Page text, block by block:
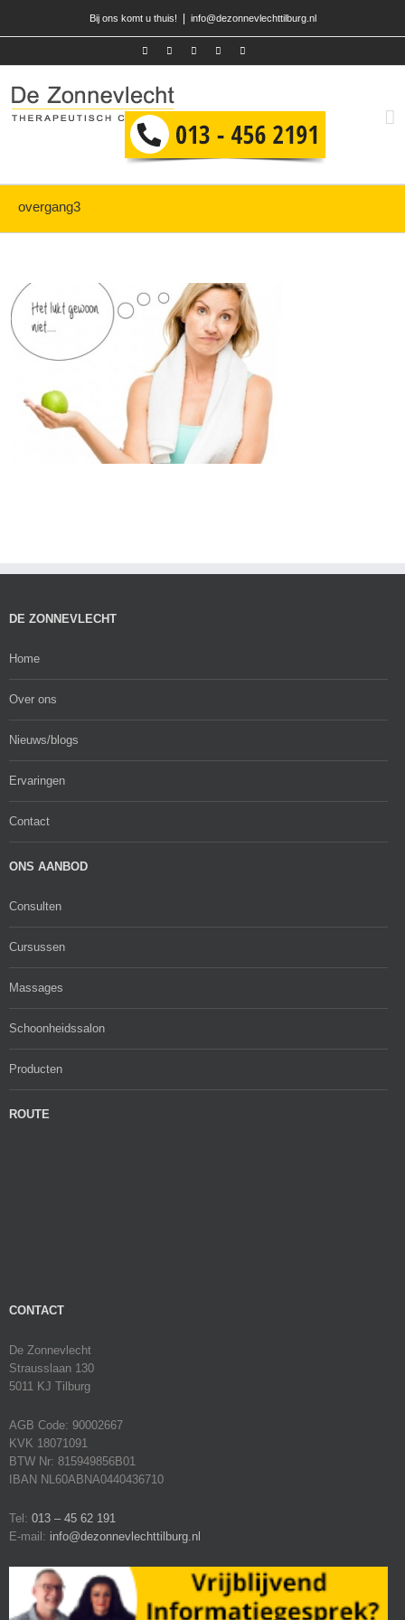
Bij ons komt u thuis! info@dezonnevlechttilburg.nl
overgang3
DE ZONNEVLECHT
Home
Over ons
Nieuws/blogs
Ervaringen
Contact
ONS AANBOD
Consulten
Cursussen
Massages
Schoonheidssalon
Producten
ROUTE
CONTACT
De Zonnevlecht
Strausslaan 130
5011 KJ Tilburg
AGB Code: 90002667
KVK 18071091
BTW Nr: 815949856B01
IBAN NL60ABNA0440436710
Tel: 013 – 45 62 191
E-mail: info@dezonnevlechttilburg.nl